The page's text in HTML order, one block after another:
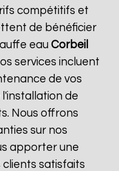
compétitifs et
de bénéficier
eau Corbeil
services incluent
de vos
de
Nous offrons
sur nos
apporter une
clients satisfaits